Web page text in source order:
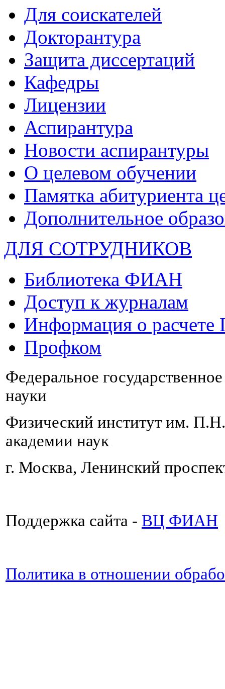
Для соискателей
Докторантура
Защита диссертаций
Кафедры
Лицензии
Аспирантура
Новости аспирантуры
О целевом обучении
Памятка абитуриента
Дополнительное
ДЛЯ СОТРУДНИКОВ
Библиотека ФИАН
Доступ к журналам
Информация о
Профком
Федеральное
науки
Физический институт им.
академии наук
г. Москва, Ленинский
Поддержка сайта - ВЦ ФИАН
Политика в отношении